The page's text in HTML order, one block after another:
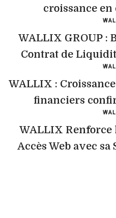
croissance
WALLIX GROUP :
Contrat de
WALLIX :
financiers
WALLIX Renforce
Accès Web avec